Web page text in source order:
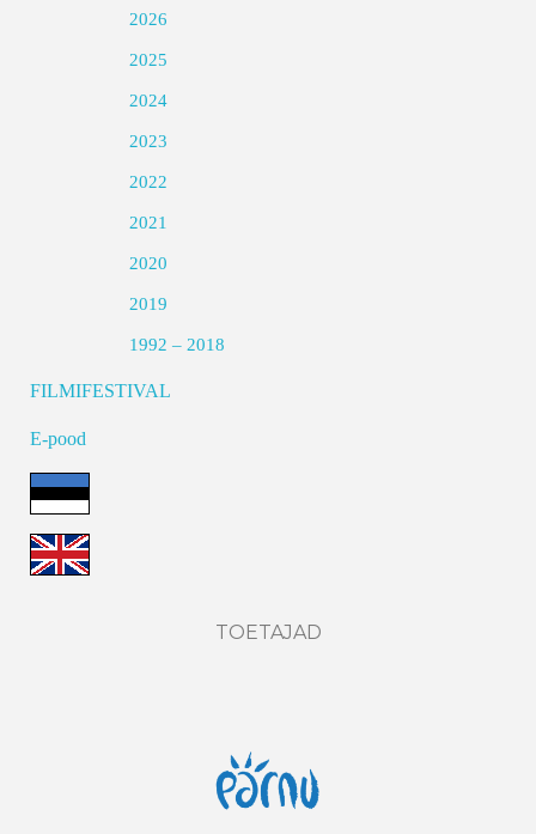
2026
2025
2024
2023
2022
2021
2020
2019
1992 – 2018
FILMIFESTIVAL
E-pood
TOETAJAD